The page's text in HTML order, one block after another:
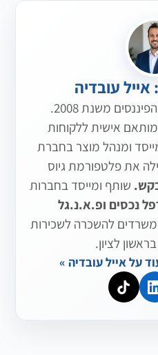
עובדיה
עוסק בתחום היזמות והפיננסים משנת 2008.
אישית ללקוחות
ומנהל מוצר בחברת
את פלטפורמת גיוס
שותף ומייסד בחברות
נכסים ופ.א.נ.גל
להשכרה לשכירות
לציון.
על אייל עובדיה »